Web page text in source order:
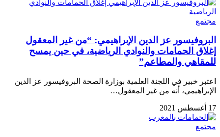
مجتمع
البروفيسور عز الدين الإبراهيمي: “من غير المعقول
إغلاق الحمامات والنوادي الرياضية، في حين يمسح
للمقاهي والمطاعم”
اعتبر خبير في اللجنة العلمية بوزارة الصحة البروفيسور عز الدين
الإبراهيمي، أنه من غير المعقول…
17 أغسطس 2021
مجتمع